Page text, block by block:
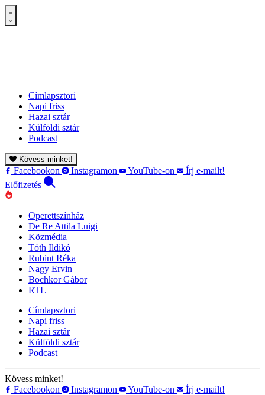
Címlapsztori
Napi friss
Hazai sztár
Külföldi sztár
Podcast
Kövess minket!
Facebookon Instagramon YouTube-on
Írj e-mailt!
Előfizetés
Operettszínház
De Re Attila Luigi
Közmédia
Tóth Ildikó
Rubint Réka
Nagy Ervin
Bochkor Gábor
RTL
Címlapsztori
Napi friss
Hazai sztár
Külföldi sztár
Podcast
Kövess minket!
Facebookon
Instagramon YouTube-on Írj e-mailt!